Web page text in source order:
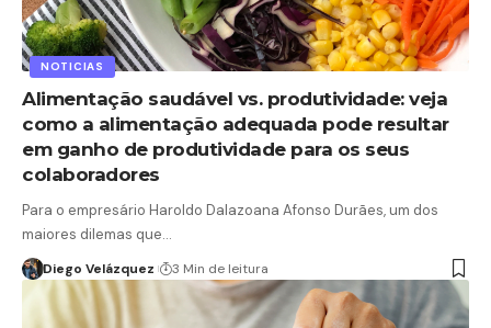
NOTICIAS
Alimentação saudável vs. produtividade: veja
como a alimentação adequada pode resultar
em ganho de produtividade para os seus
colaboradores
Para o empresário Haroldo Dalazoana Afonso Durães, um dos
maiores dilemas que…
Diego Velázquez 3 Min de leitura